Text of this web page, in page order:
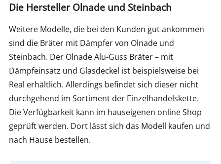
Die Hersteller Olnade und Steinbach
Weitere Modelle, die bei den Kunden gut ankommen
sind die Bräter mit Dämpfer von Olnade und
Steinbach. Der Olnade Alu-Guss Bräter – mit
Dämpfeinsatz und Glasdeckel ist beispielsweise bei
Real erhältlich. Allerdings befindet sich dieser nicht
durchgehend im Sortiment der Einzelhandelskette.
Die Verfügbarkeit kann im hauseigenen online Shop
geprüft werden. Dort lässt sich das Modell kaufen und
nach Hause bestellen.